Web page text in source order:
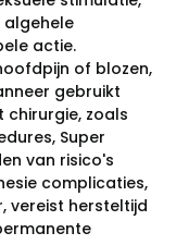
actie.
of blozen,
gebruikt
chirurgie, zoals
Super
van risico's
complicaties,
vereist hersteltijd